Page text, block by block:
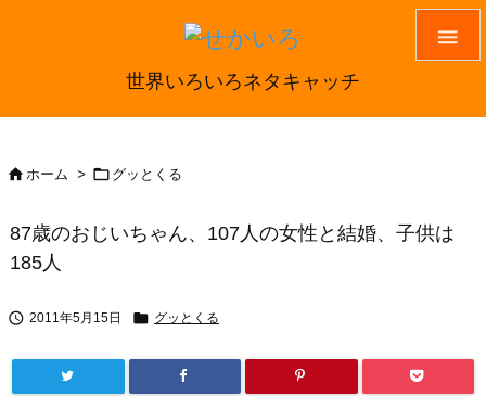
世界いろいろネタキャッチ

ホーム >  グッとくる
87歳のおじいちゃん、107人の女性と結婚、子供は
185人
 2011年5月15日  グッとくる